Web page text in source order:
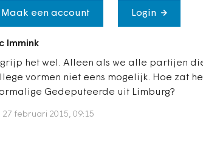
Maak een account Login
Immink
het wel. Alleen als we alle partijen
vormen niet eens mogelijk. Hoe zat
Gedeputeerde uit Limburg?
27 februari 2015, 09:15